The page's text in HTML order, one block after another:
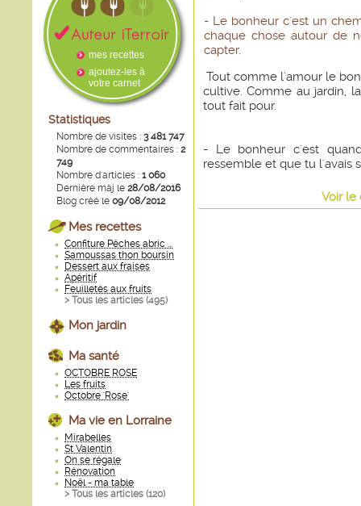
mes recettes
ajoutez-les à
votre carnet
Statistiques
Nombre de visites : 3 481 747
Nombre de commentaires : 2
749
Nombre d'articles : 1 060
Dernière màj le 28/08/2016
Blog créé le 09/08/2012
Mes recettes
Confiture Pêches abric ...
Samoussas thon boursin
Dessert aux fraises
Apéritif
Feuilletés aux fruits
> Tous les articles (495)
Mon jardin
Ma santé
OCTOBRE ROSE
Les fruits
Octobre 'Rose'
Ma vie en Lorraine
Mirabelles
St Valentin
On se régale
Rénovation
Noël - ma table
> Tous les articles (120)
- Le bonheur c'est un
chaque chose autour de
capter.
Tout comme l'amour le
cultive. Comme au jardin,
tout fait pour.
- Le bonheur c'est
ressemble et que tu l'avais
Voir le